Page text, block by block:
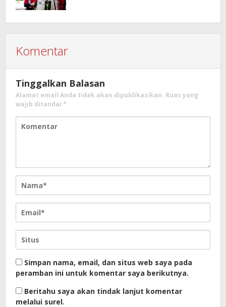
Komentar
Tinggalkan Balasan
Alamat email Anda tidak akan dipublikasikan. Ruas yang
wajib ditandai *
Simpan nama, email, dan situs web saya pada
peramban ini untuk komentar saya berikutnya.
Beritahu saya akan tindak lanjut komentar
melalui surel.